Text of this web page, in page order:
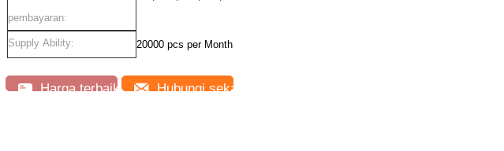
pembayaran:
Supply Ability: 20000 pcs per Month
Harga terbaik Hubungi sekarang